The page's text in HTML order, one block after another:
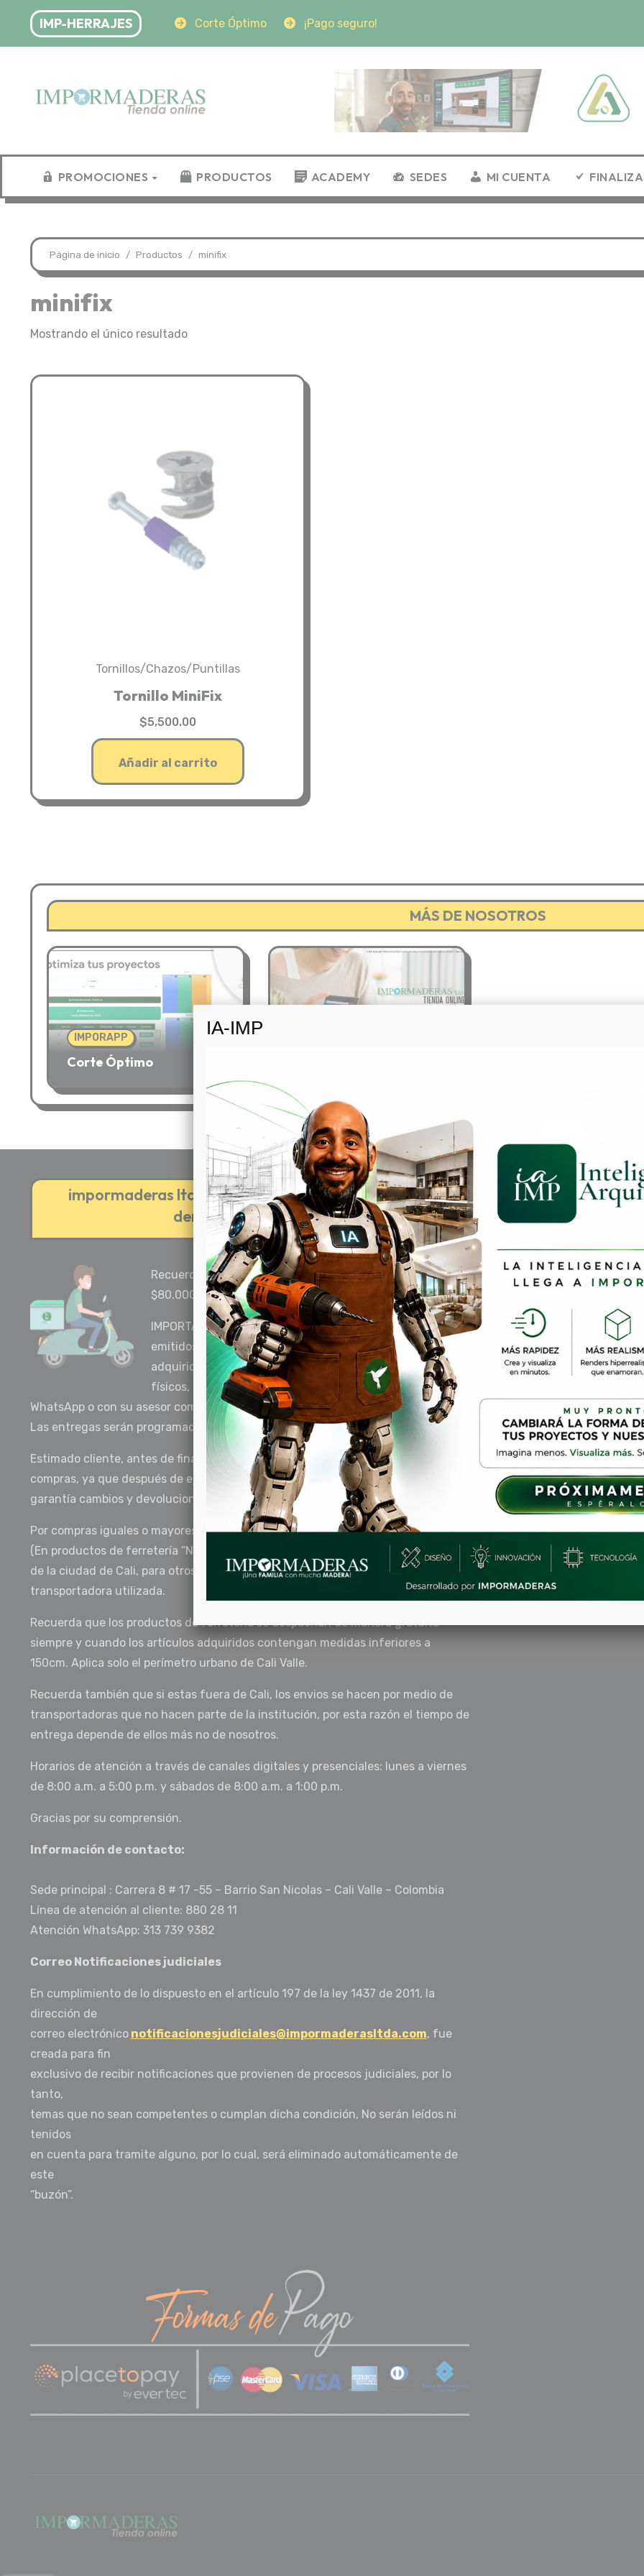
contenido
IMP-HERRAJES
¡Pago seguro! Corte Óptimo ¡Pago seguro!
PROMOCIONES PRODUCTOS ACADEMY SEDES MI CUENTA
Página de inicio Productos minifix
minifix
Mostrando el único resultado
Tornillos/Chazos/Puntillas
Tornillo MiniFix
$5,500.00
Añadir al carrito
MÁS DE NOSOTROS
IMPORAPP
Corte Óptimo
impormaderas ltda 2019 – cali colombia – todos los
derechos reservados.
Recuerda que la compra mínima por este sitio es de
$80.000 pesos.
IMPORTANTE: Por motivos del COVID-19 y los decretos
emitidos por el Gobierno Nacional, la recogida del material
adquirido en la tienda online y/o demás medios digitales o
físicos, deberá ser programado por el cliente a través de
WhatsApp o con su asesor comercial.
Las entregas serán programadas a partir del jueves 30 de Abril de 2020.
Estimado cliente, antes de finalizar su transacción revise bien su carrito de
compras, ya que después de ejecutada la venta, será aplicable la política de
garantía cambios y devoluciones informada en esta página Web.
Por compras iguales o mayores a $80.000 pesos el envío será totalmente gratis
(En productos de ferretería “No aplica para madera”) dentro del perímetro urbano
de la ciudad de Cali, para otros destinos aplicará el costo del flete de la
transportadora utilizada.
Recuerda que los productos de ferretería se despachan de manera gratuita
siempre y cuando los artículos adquiridos contengan medidas inferiores a
150cm. Aplica solo el perímetro urbano de Cali Valle.
Recuerda también que si estas fuera de Cali, los envios se hacen por medio de
transportadoras que no hacen parte de la institución, por esta razón el tiempo de
entrega depende de ellos más no de nosotros.
Horarios de atención a través de canales digitales y presenciales: lunes a viernes
de 8:00 a.m. a 5:00 p.m. y sábados de 8:00 a.m. a 1:00 p.m.
Gracias por su comprensión.
Información de contacto:
Sede principal : Carrera 8 # 17 -55 – Barrio San Nicolas – Cali Valle – Colombia
Línea de atención al cliente: 880 28 11
Atención WhatsApp: 313 739 9382
Correo Notificaciones judiciales
En cumplimiento de lo dispuesto en el artículo 197 de la ley 1437 de 2011, la
dirección de
correo electrónico notificacionesjudiciales@impormaderasltda.com, fue
creada para fin
exclusivo de recibir notificaciones que provienen de procesos judiciales, por lo
tanto,
temas que no sean competentes o cumplan dicha condición, No serán leídos ni
tenidos
en cuenta para tramite alguno, por lo cual, será eliminado automáticamente de
este
“buzón”.
IA-IMP